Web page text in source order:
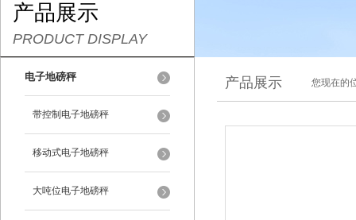
产品展示
PRODUCT DISPLAY
电子地磅秤
带控制电子地磅秤
移动式电子地磅秤
大吨位电子地磅秤
产品展示 您现在的